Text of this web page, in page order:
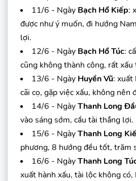
11/6 - Ngày Bạch Hổ Kiếp:
được như ý muốn, đi hướng
lợi.
12/6 - Ngày Bạch Hổ Túc:
cũng không thành công, rất
13/6 - Ngày Huyền Vũ: xuất
cãi cọ, gặp việc xấu, không nên
14/6 - NgàyThanh Long
vào sáng sớm, cầu tài thắng lợi.
15/6 - NgàyThanh Long
phương, 8 hướng đều tốt, trăm
16/6 - NgàyThanh Long
xuất hành xấu, tài lộc không có,